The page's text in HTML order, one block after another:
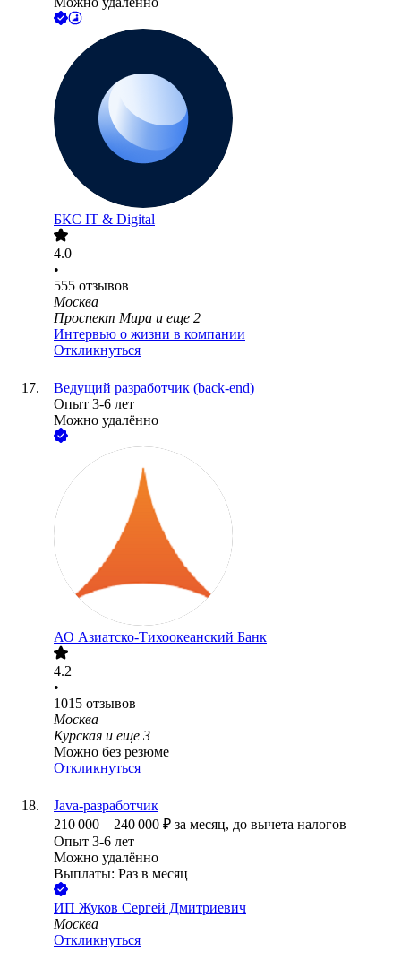
БКС IT & Digital
4.0
•
555 отзывов
Москва
Проспект Мира и еще 2
Интервью о жизни в компании
Откликнуться
Ведущий разработчик (back-end)
Опыт 3-6 лет
Можно удалённо
АО Азиатско-Тихоокеанский Банк
4.2
•
1015 отзывов
Москва
Курская и еще 3
Можно без резюме
Откликнуться
Java-разработчик
210 000 – 240 000 ₽ за месяц, до вычета налогов
Опыт 3-6 лет
Можно удалённо
Выплаты: Раз в месяц
ИП Жуков Сергей Дмитриевич
Москва
Откликнуться